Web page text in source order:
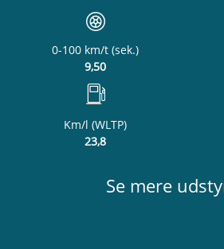
0-100 km/t (sek.)
9,50
Km/l (WLTP)
23,8
Se mere